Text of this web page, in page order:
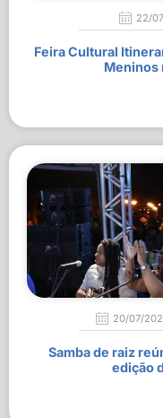
22/
Feira Cultural
Meninos
20/07/
Samba de raiz
edição